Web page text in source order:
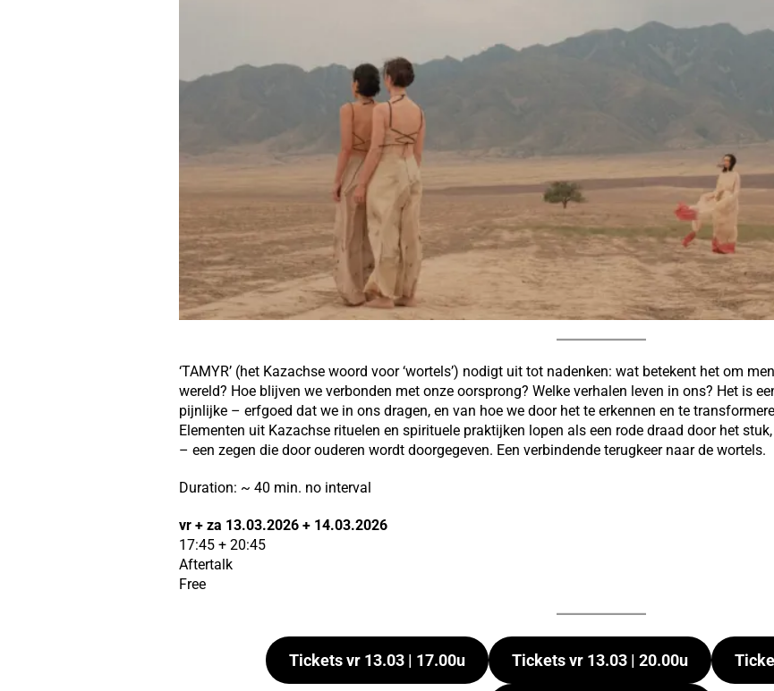
‘TAMYR’ (het Kazachse woord voor ‘wortels’) nodigt uit tot nadenken: wat betekent het om
wereld? Hoe blijven we verbonden met onze oorsprong? Welke verhalen leven in ons? Het is
pijnlijke – erfgoed dat we in ons dragen, en van hoe we door het te erkennen en te
Elementen uit Kazachse rituelen en spirituele praktijken lopen als een rode draad door het
– een zegen die door ouderen wordt doorgegeven. Een verbindende terugkeer naar de wortels.
Duration: ~ 40 min. no interval
vr + za 13.03.2026 + 14.03.2026
17:45 + 20:45
Aftertalk
Free
Tickets vr 13.03 | 17.00u Tickets vr 13.03 | 20.00u